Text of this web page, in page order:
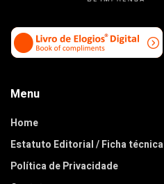
Menu
Home
Estatuto Editorial / Ficha técnica
Política de Privacidade